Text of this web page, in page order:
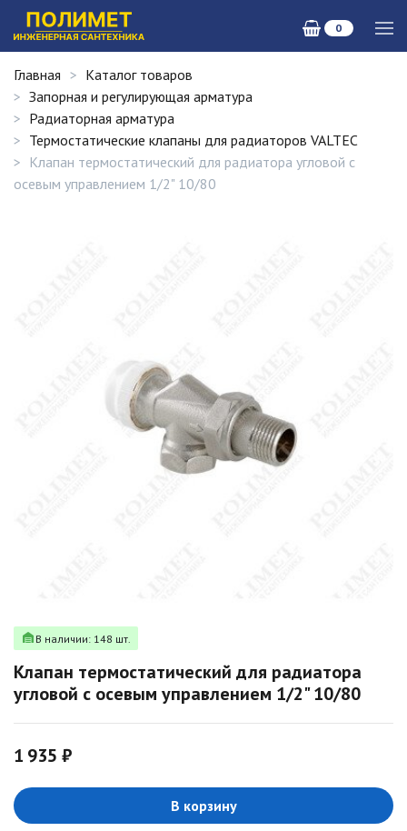
0
Главная
Каталог товаров
Запорная и регулирующая арматура
Радиаторная арматура
Термостатические клапаны для радиаторов VALTEC
Клапан термостатический для радиатора угловой с
осевым управлением 1/2" 10/80
В наличии: 148 шт.
Клапан термостатический для радиатора
угловой с осевым управлением 1/2" 10/80
1 935 ₽
В корзину